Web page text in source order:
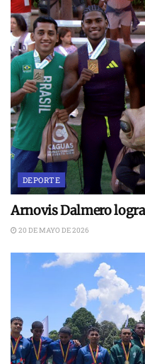
DEPORTE
Arnovis Dalmero
20 DE MAYO DE 2026